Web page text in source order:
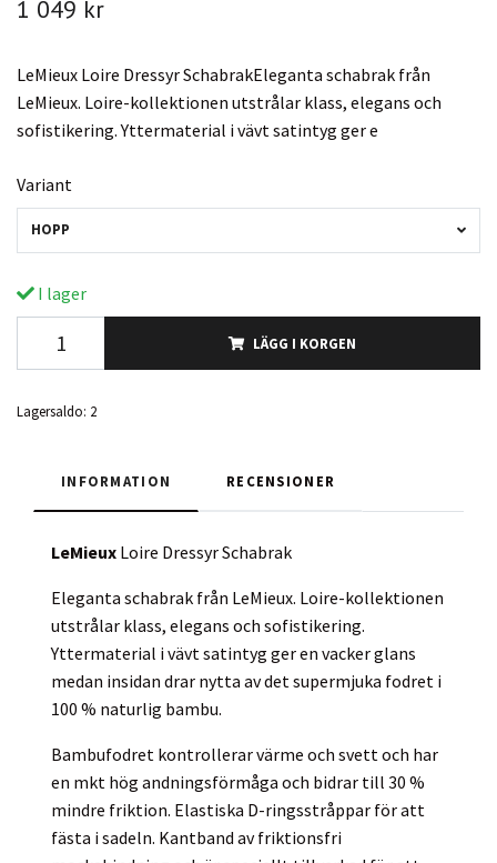
1 049 kr
LeMieux Loire Dressyr SchabrakEleganta schabrak från
LeMieux. Loire-kollektionen utstrålar klass, elegans och
sofistikering. Yttermaterial i vävt satintyg ger e
Variant
HOPP
I lager
LÄGG I KORGEN
Lagersaldo: 2
INFORMATION RECENSIONER
LeMieux Loire Dressyr Schabrak
Eleganta schabrak från LeMieux. Loire-kollektionen
utstrålar klass, elegans och sofistikering.
Yttermaterial i vävt satintyg ger en vacker glans
medan insidan drar nytta av det supermjuka fodret i
100 % naturlig bambu.
Bambufodret kontrollerar värme och svett och har
en mkt hög andningsförmåga och bidrar till 30 %
mindre friktion. Elastiska D-ringsstråppar för att
fästa i sadeln. Kantband av friktionsfri